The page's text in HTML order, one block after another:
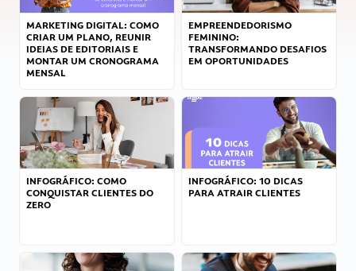
MARKETING DIGITAL: COMO
CRIAR UM PLANO, REUNIR
IDEIAS DE EDITORIAIS E
MONTAR UM CRONOGRAMA
MENSAL
EMPREENDEDORISMO
FEMININO:
TRANSFORMANDO DESAFIOS
EM OPORTUNIDADES
INFOGRÁFICO: COMO
CONQUISTAR CLIENTES DO
ZERO
INFOGRÁFICO: 10 DICAS
PARA ATRAIR CLIENTES